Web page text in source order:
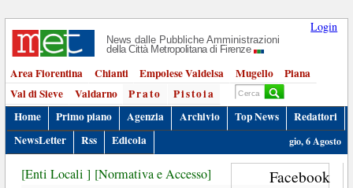
Login
News dalle Pubbliche Amministrazioni
della Città Metropolitana di Firenze
Area Fiorentina Chianti Empolese Valdelsa Mugello
Piana
Val di Sieve
Valdarno Prato
Pistoia
Home
Primo piano Agenzia Archivio Top News
Redattori
NewsLetter
Rss Edicola gio, 6 Agosto
Facebook
[Enti Locali ] [Normativa e Accesso]